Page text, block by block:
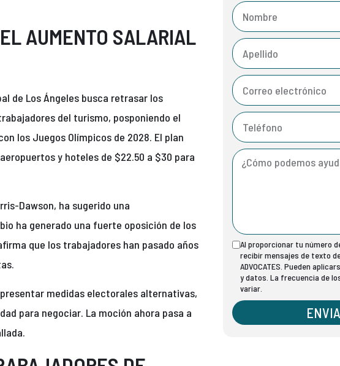
AUMENTO SALARIAL
de Los Ángeles busca retrasar los
del turismo, posponiendo el
los Juegos Olímpicos de 2028. El plan
y hoteles de $22.50 a $30 para
Dawson, ha sugerido una
ha generado una fuerte oposición de los
que los trabajadores han pasado años
medidas electorales alternativas,
para negociar. La moción ahora pasa a
Al proporcionar tu número
recibir mensajes de texto de
ADVOCATES. Pueden
y datos. La frecuencia de
variar.